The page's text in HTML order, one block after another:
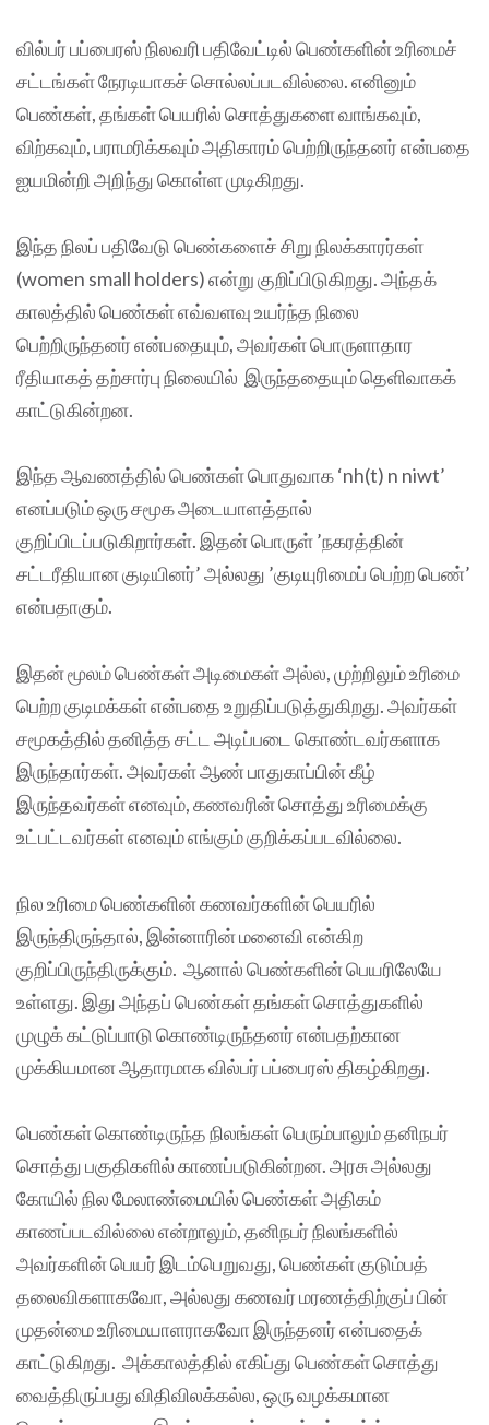
வில்பர் பப்பைரஸ் நிலவரி பதிவேட்டில் பெண்களின் உரிமைச்
சட்டங்கள் நேரடியாகச் சொல்லப்படவில்லை. எனினும்
பெண்கள், தங்கள் பெயரில் சொத்துகளை வாங்கவும்,
விற்கவும், பராமரிக்கவும் அதிகாரம் பெற்றிருந்தனர் என்பதை
ஐயமின்றி அறிந்து கொள்ள முடிகிறது.
இந்த நிலப் பதிவேடு பெண்களைச் சிறு நிலக்காரர்கள்
(women small holders) என்று குறிப்பிடுகிறது. அந்தக்
காலத்தில் பெண்கள் எவ்வளவு உயர்ந்த நிலை
பெற்றிருந்தனர் என்பதையும், அவர்கள் பொருளாதார
ரீதியாகத் தற்சார்பு நிலையில் இருந்ததையும் தெளிவாகக்
காட்டுகின்றன.
இந்த ஆவணத்தில் பெண்கள் பொதுவாக ‘nh(t) n niwt’
எனப்படும் ஒரு சமூக அடையாளத்தால்
குறிப்பிடப்படுகிறார்கள். இதன் பொருள் ’நகரத்தின்
சட்டரீதியான குடியினர்’ அல்லது ’குடியுரிமைப் பெற்ற பெண்’
என்பதாகும்.
இதன் மூலம் பெண்கள் அடிமைகள் அல்ல, முற்றிலும் உரிமை
பெற்ற குடிமக்கள் என்பதை உறுதிப்படுத்துகிறது. அவர்கள்
சமூகத்தில் தனித்த சட்ட அடிப்படை கொண்டவர்களாக
இருந்தார்கள். அவர்கள் ஆண் பாதுகாப்பின் கீழ்
இருந்தவர்கள் எனவும், கணவரின் சொத்து உரிமைக்கு
உட்பட்டவர்கள் எனவும் எங்கும் குறிக்கப்படவில்லை.
நில உரிமை பெண்களின் கணவர்களின் பெயரில்
இருந்திருந்தால், இன்னாரின் மனைவி என்கிற
குறிப்பிருந்திருக்கும். ஆனால் பெண்களின் பெயரிலேயே
உள்ளது. இது அந்தப் பெண்கள் தங்கள் சொத்துகளில்
முழுக் கட்டுப்பாடு கொண்டிருந்தனர் என்பதற்கான
முக்கியமான ஆதாரமாக வில்பர் பப்பைரஸ் திகழ்கிறது.
பெண்கள் கொண்டிருந்த நிலங்கள் பெரும்பாலும் தனிநபர்
சொத்து பகுதிகளில் காணப்படுகின்றன. அரசு அல்லது
கோயில் நில மேலாண்மையில் பெண்கள் அதிகம்
காணப்படவில்லை என்றாலும், தனிநபர் நிலங்களில்
அவர்களின் பெயர் இடம்பெறுவது, பெண்கள் குடும்பத்
தலைவிகளாகவோ, அல்லது கணவர் மரணத்திற்குப் பின்
முதன்மை உரிமையாளராகவோ இருந்தனர் என்பதைக்
காட்டுகிறது. அக்காலத்தில் எகிப்து பெண்கள் சொத்து
வைத்திருப்பது விதிவிலக்கல்ல, ஒரு வழக்கமான